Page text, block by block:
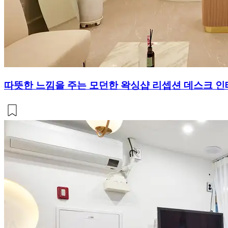
따뜻한 느낌을 주는 모던한 왁싱샵 리셉션 데스크 인